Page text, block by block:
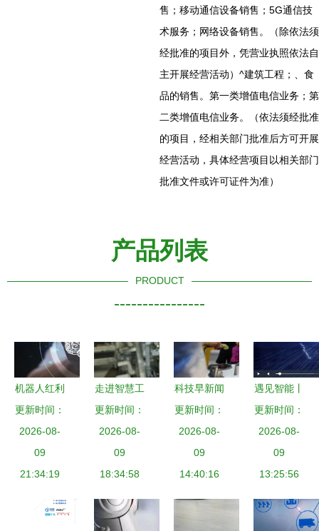
售；移动通信设备销售；5G通信技
术服务；网络设备销售。（除依法须
经批准的项目外，凭营业执照依法自
主开展经营活动）^建筑工程；、食
品的销售。第一类增值电信业务；第
二类增值电信业务。（依法须经批准
的项目，经相关部门批准后方可开展
经营活动，具体经营项目以相关部门
批准文件或许可证件为准）
产品列表
PRODUCT
----------------
机器人红利
炙手可热
智能制造产
业加速迈入
成长期
更新时间：
2026-08-
09
21:34:19
走进智慧工
厂，共启未
来之旅
更新时间：
2026-08-
09
18:34:58
科技早新闻
德国空中出
租车完成试
飞，iPhone
被曝14个安
更新时间：
2026-08-
09
14:40:16
遇见智能丨
当智能代替
人工，看天
津的汽车工
厂有哪些改
更新时间：
2026-08-
09
13:25:56